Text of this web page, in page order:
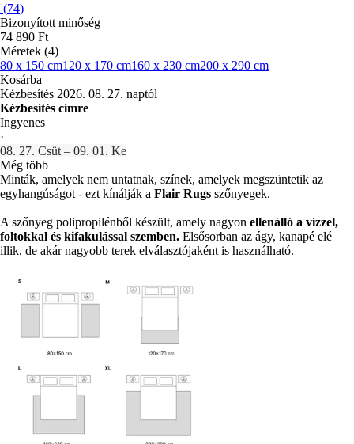
(74)
Bizonyított minőség
74 890 Ft
Méretek (4)
80 x 150 cm120 x 170 cm160 x 230 cm200 x 290 cm
Kosárba
Kézbesítés 2026. 08. 27. naptól
Kézbesítés címre
Ingyenes
·
08. 27. Csüt – 09. 01. Ke
Még több
Minták, amelyek nem untatnak, színek, amelyek megszüntetik az
egyhangúságot - ezt kínálják a Flair Rugs szőnyegek.
A szőnyeg polipropilénből készült, amely nagyon ellenálló a vízzel,
foltokkal és kifakulással szemben. Elsősorban az ágy, kanapé elé
illik, de akár nagyobb terek elválasztójaként is használható.